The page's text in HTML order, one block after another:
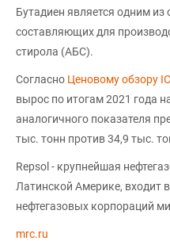
Бутадиен является одним
составляющих для
стирола (АБС).
Согласно Ценовому обзору
вырос по итогам 2021 года
аналогичного показателя
тыс. тонн против 34,9 тыс.
Repsol - крупнейшая
Латинской Америке, входит
нефтегазовых корпораций
mrc.ru